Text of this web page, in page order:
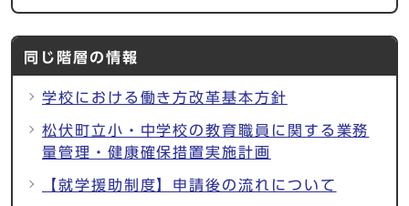
同じ階層の情報
学校における働き方改革基本方針
松伏町立小・中学校の教育職員に関する業務
量管理・健康確保措置実施計画
【就学援助制度】申請後の流れについて